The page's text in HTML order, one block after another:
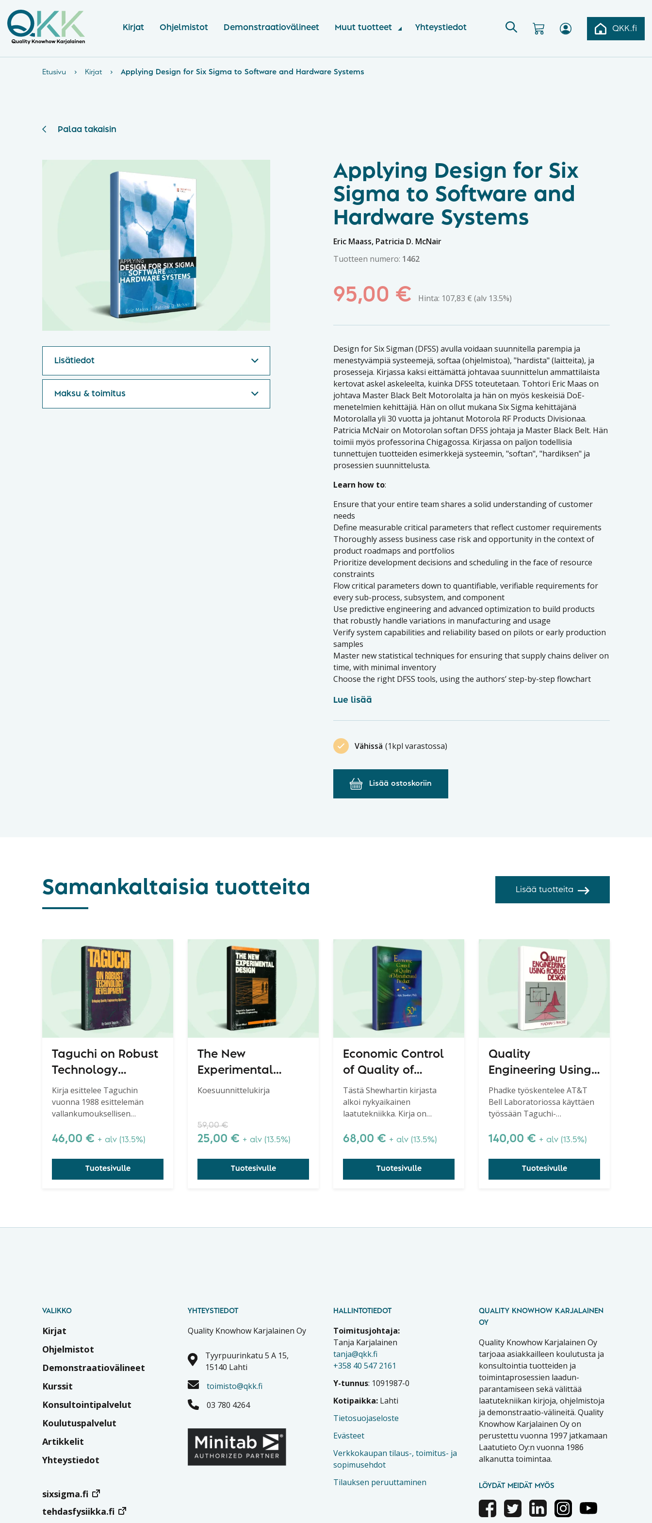
Kirjat Ohjelmistot Demonstraatiovälineet Muut tuotteet Yhteystiedot QKK.fi
Etusivu › Kirjat › Applying Design for Six Sigma to Software and Hardware Systems
Palaa takaisin
Lisätiedot
Maksu & toimitus
Applying Design for Six
Sigma to Software and
Hardware Systems
Eric Maass, Patricia D. McNair
Tuotteen numero: 1462
95,00 € Hinta: 107,83 € (alv 13.5%)
Design for Six Sigman (DFSS) avulla voidaan suunnitella parempia ja
menestyvämpiä systeemejä, softaa (ohjelmistoa), "hardista" (laitteita), ja
prosesseja. Kirjassa kaksi eittämättä johtavaa suunnittelun ammattilaista
kertovat askel askeleelta, kuinka DFSS toteutetaan. Tohtori Eric Maas on
johtava Master Black Belt Motorolalta ja hän on myös keskeisiä DoE-
menetelmien kehittäjiä. Hän on ollut mukana Six Sigma kehittäjänä
Motorolalla yli 30 vuotta ja johtanut Motorola RF Products Divisionaa.
Patricia McNair on Motorolan softan DFSS johtaja ja Master Black Belt. Hän
toimii myös professorina Chigagossa. Kirjassa on paljon todellisia
tunnettujen tuotteiden esimerkkejä systeemin, "softan", "hardiksen" ja
prosessien suunnittelusta.
Learn how to:
Ensure that your entire team shares a solid understanding of customer
needs
Define measurable critical parameters that reflect customer requirements
Thoroughly assess business case risk and opportunity in the context of
product roadmaps and portfolios
Prioritize development decisions and scheduling in the face of resource
constraints
Flow critical parameters down to quantifiable, verifiable requirements for
every sub-process, subsystem, and component
Use predictive engineering and advanced optimization to build products
that robustly handle variations in manufacturing and usage
Verify system capabilities and reliability based on pilots or early production
samples
Master new statistical techniques for ensuring that supply chains deliver on
time, with minimal inventory
Choose the right DFSS tools, using the authors’ step-by-step flowchart
Lue lisää
Vähissä (1kpl varastossa)
Lisää ostoskoriin
Samankaltaisia tuotteita Lisää tuotteita
Taguchi on Robust
Technology
Development
Bringing Quality
Engineering
Upstream
Kirja esittelee Taguchin
vuonna 1988 esittelemän
vallankumouksellisen
kehittää teknologiaa
46,00 € + alv (13.5%)
Tuotesivulle
The New
Experimental
Design - Taguchi's
Engineering
Koesuunnittelukirja
59,00€
25,00 € + alv (13.5%)
Tuotesivulle
Economic Control
of Quality of
Manufactured
Product
Tästä Shewhartin kirjasta
alkoi nykyaikainen
laatutekniikka. Kirja on
niille yrityksille, jotka pyrkivät
prosessien käyttäytymistä.
Shewhartin luoma perusta ei
horju.
68,00 € + alv (13.5%)
Tuotesivulle
Quality
Engineering Using
Robust Design
Phadke työskentelee AT&T
Bell Laboratoriossa käyttäen
työssään Taguchi-
suositeltava kaikille, joilla on
menetelmästä. Ehkä paras
Taguchi-kirja.
140,00 € + alv (13.5%)
Tuotesivulle
VALIKKO
Kirjat
Ohjelmistot
Demonstraatiovälineet
Kurssit
Konsultointipalvelut
Koulutuspalvelut
Artikkelit
Yhteystiedot
sixsigma.fi
tehdasfysiikka.fi
YHTEYSTIEDOT
Quality Knowhow Karjalainen Oy
Tyyrpuurinkatu 5 A 15,
15140 Lahti
toimisto@qkk.fi
03 780 4264
HALLINTOTIEDOT
Toimitusjohtaja:
Tanja Karjalainen
tanja@qkk.fi
+358 40 547 2161
Y-tunnus: 1091987-0
Kotipaikka: Lahti
Tietosuojaseloste
Evästeet
Verkkokaupan tilaus-, toimitus- ja
sopimusehdot
Tilauksen peruuttaminen
QUALITY KNOWHOW KARJALAINEN
OY
Quality Knowhow Karjalainen Oy
tarjoaa asiakkailleen koulutusta ja
konsultointia tuotteiden ja
toimintaprosessien laadun-
parantamiseen sekä välittää
laatutekniikan kirjoja, ohjelmistoja
ja demonstraatio-välineitä. Quality
Knowhow Karjalainen Oy on
perustettu vuonna 1997 jatkamaan
Laatutieto Oy:n vuonna 1986
alkanutta toimintaa.
LÖYDÄT MEIDÄT MYÖS
FacebookTwitterLinkedinInstagramYoutube